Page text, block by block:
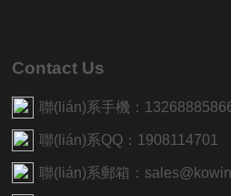
Contact Us
聯(lián)系手機：
聯(lián)系QQ：1908114701
聯(lián)系郵箱：